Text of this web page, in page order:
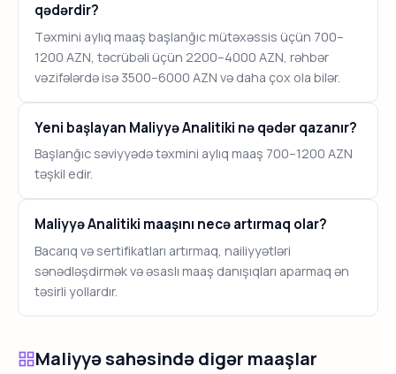
qədərdir?
Təxmini aylıq maaş başlanğıc mütəxəssis üçün 700–
1200 AZN, təcrübəli üçün 2200–4000 AZN, rəhbər
vəzifələrdə isə 3500–6000 AZN və daha çox ola bilər.
Yeni başlayan Maliyyə Analitiki nə qədər qazanır?
Başlanğıc səviyyədə təxmini aylıq maaş 700–1200 AZN
təşkil edir.
Maliyyə Analitiki maaşını necə artırmaq olar?
Bacarıq və sertifikatları artırmaq, nailiyyətləri
sənədləşdirmək və əsaslı maaş danışıqları aparmaq ən
təsirli yollardır.
Maliyyə sahəsində digər maaşlar